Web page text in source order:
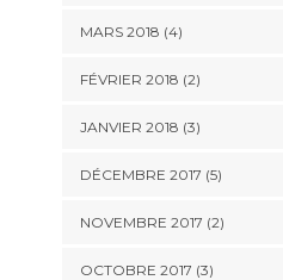
MARS 2018 (4)
FÉVRIER 2018 (2)
JANVIER 2018 (3)
DÉCEMBRE 2017 (5)
NOVEMBRE 2017 (2)
OCTOBRE 2017 (3)